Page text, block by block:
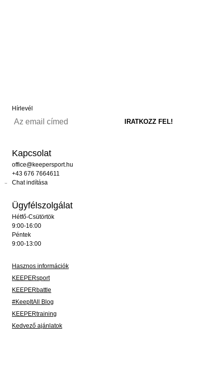
Hírlevél
Kapcsolat
office@keepersport.hu
+43 676 7664611
Chat indítása
Ügyfélszolgálat
Hétfő-Csütörtök
9:00-16:00
Péntek
9:00-13:00
Hasznos információk
KEEPERsport
KEEPERbattle
#KeepItAll Blog
KEEPERtraining
Kedvező ajánlatok